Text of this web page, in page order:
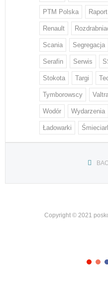
PTM Polska Raport
Renault
Scania Segregacja
Serafin Serwis
Stokota Targi
Tymborowscy
Wodór Wydarzenia
Ładowarki
Copyright © 2021